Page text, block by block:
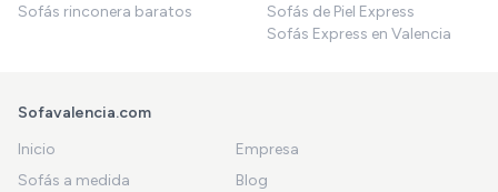
Sofás rinconera baratos
Sofás de Piel Express
Sofás Express en Valencia
Sofavalencia.com
Inicio
Empresa
Sofás a medida
Blog